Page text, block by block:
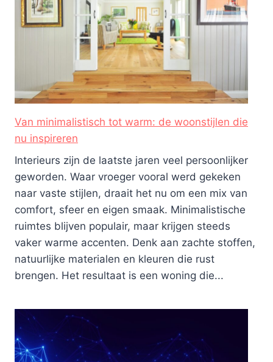
Van minimalistisch tot warm: de woonstijlen die
nu inspireren
Interieurs zijn de laatste jaren veel persoonlijker
geworden. Waar vroeger vooral werd gekeken
naar vaste stijlen, draait het nu om een mix van
comfort, sfeer en eigen smaak. Minimalistische
ruimtes blijven populair, maar krijgen steeds
vaker warme accenten. Denk aan zachte stoffen,
natuurlijke materialen en kleuren die rust
brengen. Het resultaat is een woning die...